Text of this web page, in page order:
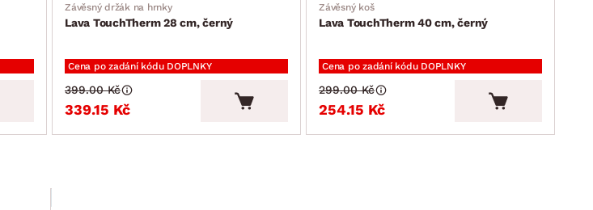
Závěsný držák na hrnky
Lava TouchTherm 28 cm, černý
Cena po zadání kódu DOPLNKY
339.15 Kč
399.00 Kč
Závěsný koš
Lava TouchTherm 40 cm, černý
Cena po zadání kódu DOPLNKY
254.15 Kč
299.00 Kč